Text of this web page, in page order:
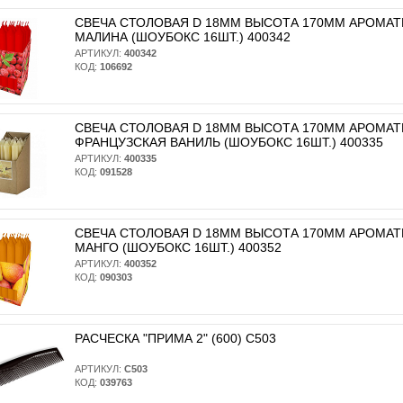
СВЕЧА СТОЛОВАЯ D 18ММ ВЫСОТА 170ММ
МАЛИНА (ШОУБОКС 16ШТ.) 400342
АРТИКУЛ: 400342
КОД: 106692
СВЕЧА СТОЛОВАЯ D 18ММ ВЫСОТА 170ММ
ФРАНЦУЗСКАЯ ВАНИЛЬ (ШОУБОКС 16ШТ.) 400335
АРТИКУЛ: 400335
КОД: 091528
СВЕЧА СТОЛОВАЯ D 18ММ ВЫСОТА 170ММ
МАНГО (ШОУБОКС 16ШТ.) 400352
АРТИКУЛ: 400352
КОД: 090303
РАСЧЕСКА "ПРИМА 2" (600) С503
АРТИКУЛ: С503
КОД: 039763